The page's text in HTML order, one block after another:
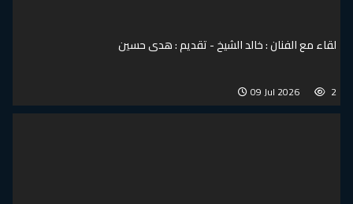
لقاء مع الفنان : خالد الشيخ - تقديم : هدى حسين
09 Jul 2026